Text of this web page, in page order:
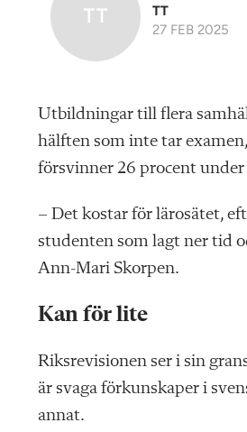
TT
27 FEB 2025
Utbildningar till flera
hälften som inte tar
försvinner 26 procent
– Det kostar för lärosätet,
studenten som lagt ner tid
Ann-Mari Skorpen.
Kan för lite
Riksrevisionen ser i sin
är svaga förkunskaper i
annat.